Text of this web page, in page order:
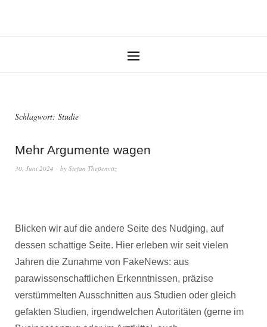
Schlagwort: Studie
Mehr Argumente wagen
30. Juni 2024 by Stefan Theßenvitz
Blicken wir auf die andere Seite des Nudging, auf
dessen schattige Seite. Hier erleben wir seit vielen
Jahren die Zunahme von FakeNews: aus
parawissenschaftlichen Erkenntnissen, präzise
verstümmelten Ausschnitten aus Studien oder gleich
gefakten Studien, irgendwelchen Autoritäten (gerne im